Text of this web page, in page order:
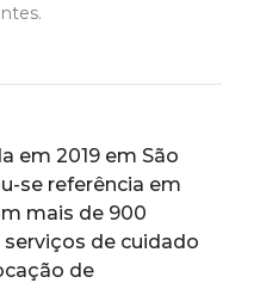
em 2019 em São
se referência em
mais de 900
de cuidado
de